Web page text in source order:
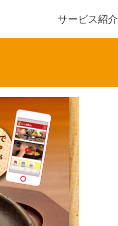
サービス紹介